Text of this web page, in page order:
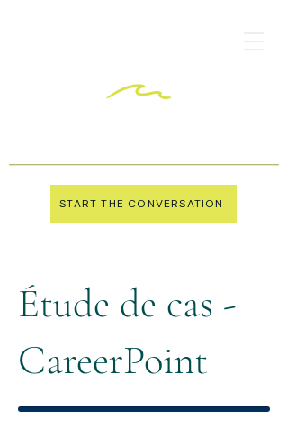
START THE CONVERSATION
Étude de cas -
CareerPoint